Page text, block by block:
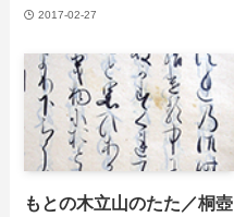
2017-02-27
もとの木立山のたた／桐壺